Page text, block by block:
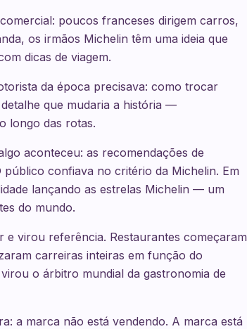
poucos franceses dirigem carros,
os irmãos Michelin têm uma ideia que
dicas de viagem.
da época precisava: como trocar
que mudaria a história —
longo das rotas.
aconteceu: as recomendações de
confiava no critério da Michelin. Em
lançando as estrelas Michelin — um
do mundo.
virou referência. Restaurantes começaram
carreiras inteiras em função do
o árbitro mundial da gastronomia de
a marca não está vendendo. A marca está